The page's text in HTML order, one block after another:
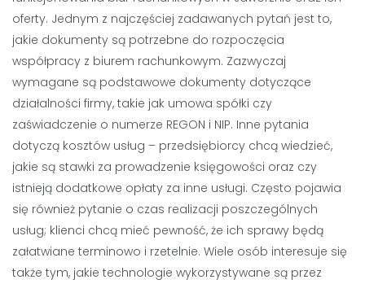
oferty. Jednym z najczęściej zadawanych pytań jest to,
jakie dokumenty są potrzebne do rozpoczęcia
współpracy z biurem rachunkowym. Zazwyczaj
wymagane są podstawowe dokumenty dotyczące
działalności firmy, takie jak umowa spółki czy
zaświadczenie o numerze REGON i NIP. Inne pytania
dotyczą kosztów usług – przedsiębiorcy chcą wiedzieć,
jakie są stawki za prowadzenie księgowości oraz czy
istnieją dodatkowe opłaty za inne usługi. Często pojawia
się również pytanie o czas realizacji poszczególnych
usług; klienci chcą mieć pewność, że ich sprawy będą
załatwiane terminowo i rzetelnie. Wiele osób interesuje się
także tym, jakie technologie wykorzystywane są przez